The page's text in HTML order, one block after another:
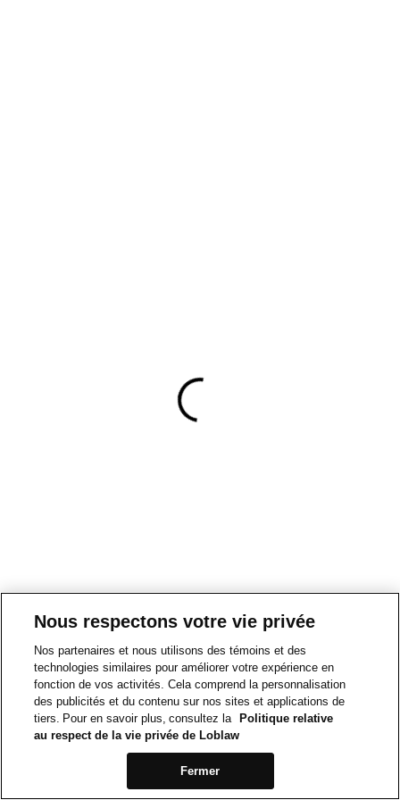
Nous respectons votre vie privée
Nos partenaires et nous utilisons des témoins et des
technologies similaires pour améliorer votre expérience en
fonction de vos activités. Cela comprend la personnalisation
des publicités et du contenu sur nos sites et applications de
tiers. Pour en savoir plus, consultez la
Politique relative
au respect de la vie privée de Loblaw
Fermer